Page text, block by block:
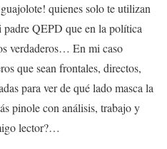
quienes solo te utilizan
QEPD que en la política
verdaderos… En mi caso
que sean frontales, directos,
para ver de qué lado masca la
pinole con análisis, trabajo y
lector?…